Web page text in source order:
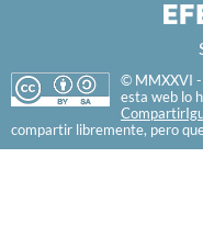
© MMXXVI -
esta web lo
compartir libremente, pero